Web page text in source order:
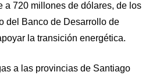
a 720 millones de dólares, de los
del Banco de Desarrollo de
la transición energética.
a las provincias de Santiago